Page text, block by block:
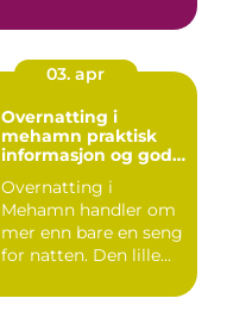
borte fra kon...
03. apr
Overnatting i
mehamn praktisk
informasjon og gode
Overnatting i
Mehamn handler om
mer enn bare en seng
for natten. Den lille
nordøst i ...